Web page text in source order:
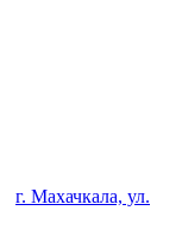
г. Махачкала, ул.